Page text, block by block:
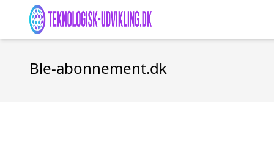
Ble-abonnement.dk